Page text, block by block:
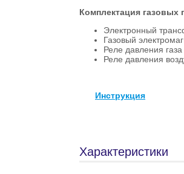
Комплектация газовых
Электронный
Газовый
Реле давления
Реле давления
Инструкция
Характеристики